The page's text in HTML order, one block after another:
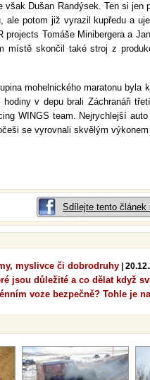
však Dušan Randýsek. Ten si
ale potom již vyrazil kupředu a
projects Tomáše Minibergera a
místě skončil také stroj z
mohelnického maratonu byla
hodiny v depu brali Záchranáři
WINGS team. Nejrychlejší
se vyrovnali skvělým
Sdílejte tento článek
myslivce či dobrodruhy |
jsou důležité a co dělat když
voze bezpečně? Tohle je